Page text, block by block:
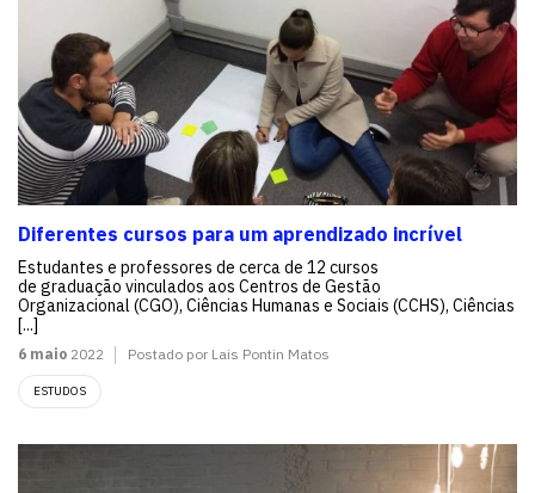
Diferentes cursos para um aprendizado incrível
Estudantes e professores de cerca de 12 cursos
de graduação vinculados aos Centros de Gestão
Organizacional (CGO), Ciências Humanas e Sociais (CCHS), Ciências
[...]
6 maio 2022 Postado por Lais Pontin Matos
ESTUDOS